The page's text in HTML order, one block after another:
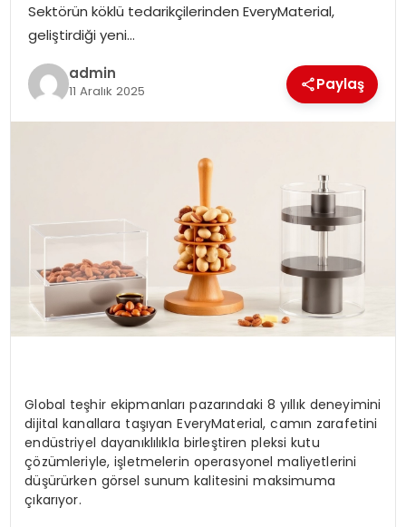
Sektörün köklü tedarikçilerinden EveryMaterial,
geliştirdiği yeni…
admin
11 Aralık 2025 Paylaş
Global teşhir ekipmanları pazarındaki 8 yıllık deneyimini
dijital kanallara taşıyan EveryMaterial, camın zarafetini
endüstriyel dayanıklılıkla birleştiren pleksi kutu
çözümleriyle, işletmelerin operasyonel maliyetlerini
düşürürken görsel sunum kalitesini maksimuma
çıkarıyor.